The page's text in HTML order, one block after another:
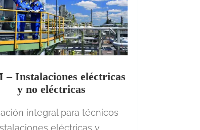
– Instalaciones eléctricas
y no eléctricas
integral para técnicos